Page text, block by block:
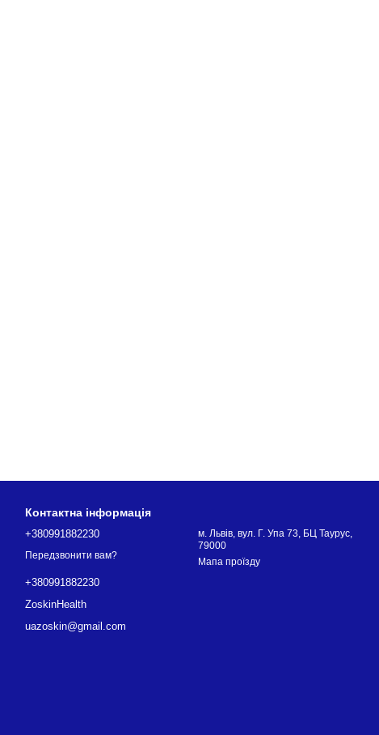
Контактна інформація
+380991882230
Передзвонити вам?
+380991882230
ZoskinHealth
uazoskin@gmail.com
м. Львів, вул. Г. Упа 73, БЦ Таурус,
79000
Мапа проїзду